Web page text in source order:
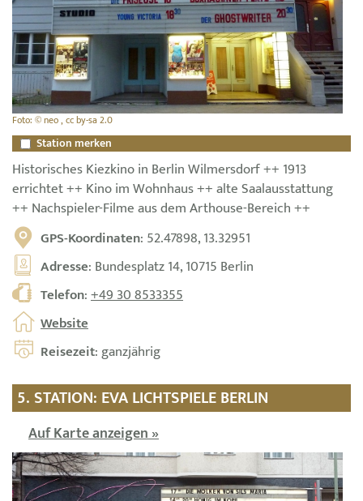
Foto: © neo , cc by-sa 2.0
Station merken
Historisches Kiezkino in Berlin Wilmersdorf ++ 1913
errichtet ++ Kino im Wohnhaus ++ alte Saalausstattung
++ Nachspieler-Filme aus dem Arthouse-Bereich ++
GPS-Koordinaten: 52.47898, 13.32951
Adresse: Bundesplatz 14, 10715 Berlin
Telefon:+49 30 8533355
Website
Reisezeit: ganzjährig
5. STATION: EVA LICHTSPIELE BERLIN
Auf Karte anzeigen »